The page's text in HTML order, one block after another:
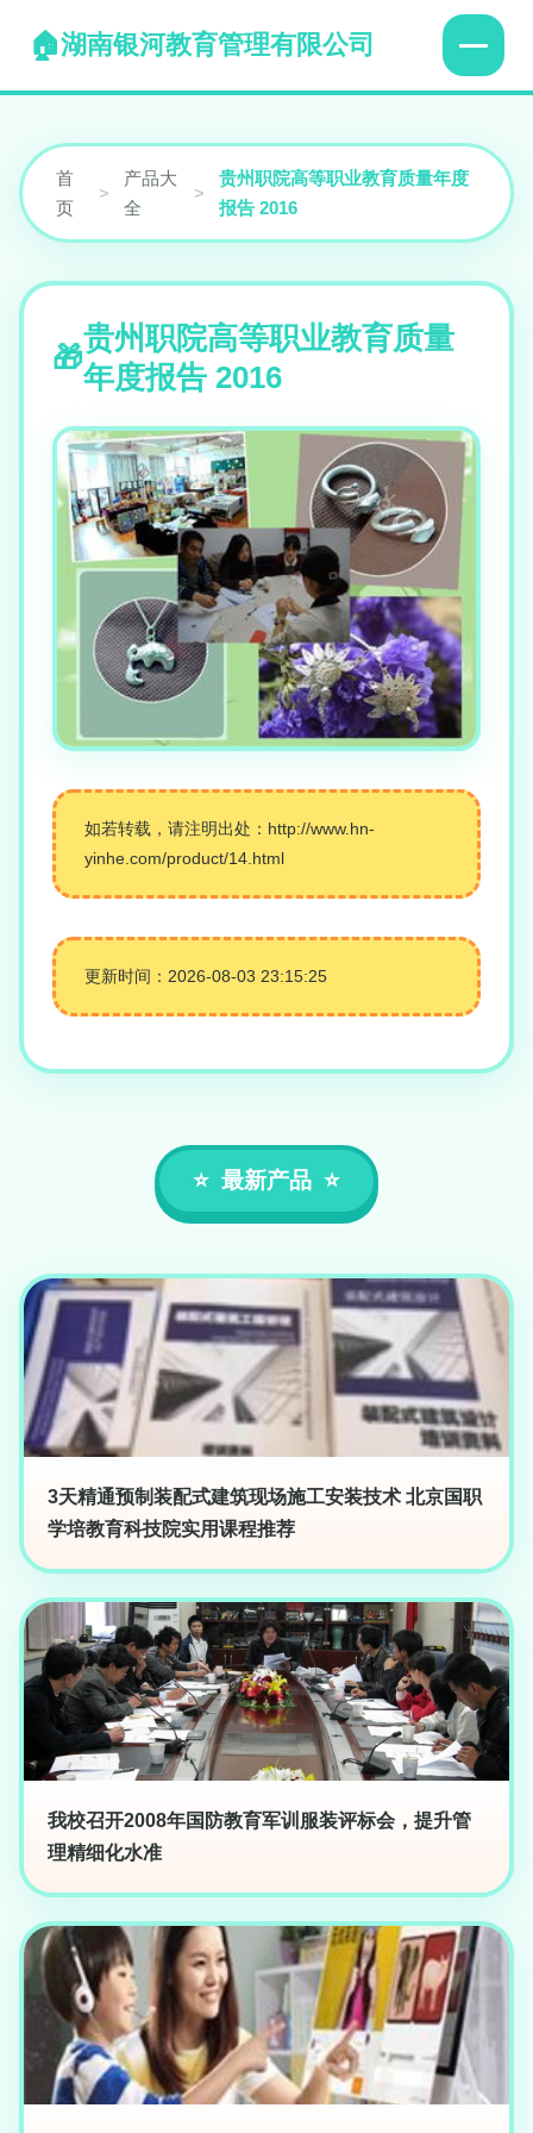
湖南银河教育管理有限公司
首
页
>
产品大
全
>
贵州职院高等职业教育质量年度
报告 2016
贵州职院高等职业教育质量
年度报告 2016
如若转载，请注明出处：http://www.hn-
yinhe.com/product/14.html
更新时间：2026-08-03 23:15:25
最新产品
3天精通预制装配式建筑现场施工安装技术 北京国职
学培教育科技院实用课程推荐
我校召开2008年国防教育军训服装评标会，提升管
理精细化水准